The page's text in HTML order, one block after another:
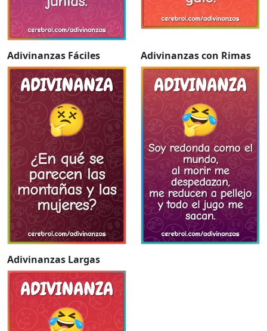
Adivinanzas Fáciles Adivinanzas con Rimas
Adivinanzas Largas